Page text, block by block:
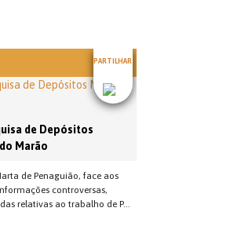
PARTILHAR
de Depósitos
Marão
de Penaguião, face aos
controversas,
relativas ao trabalho de P...